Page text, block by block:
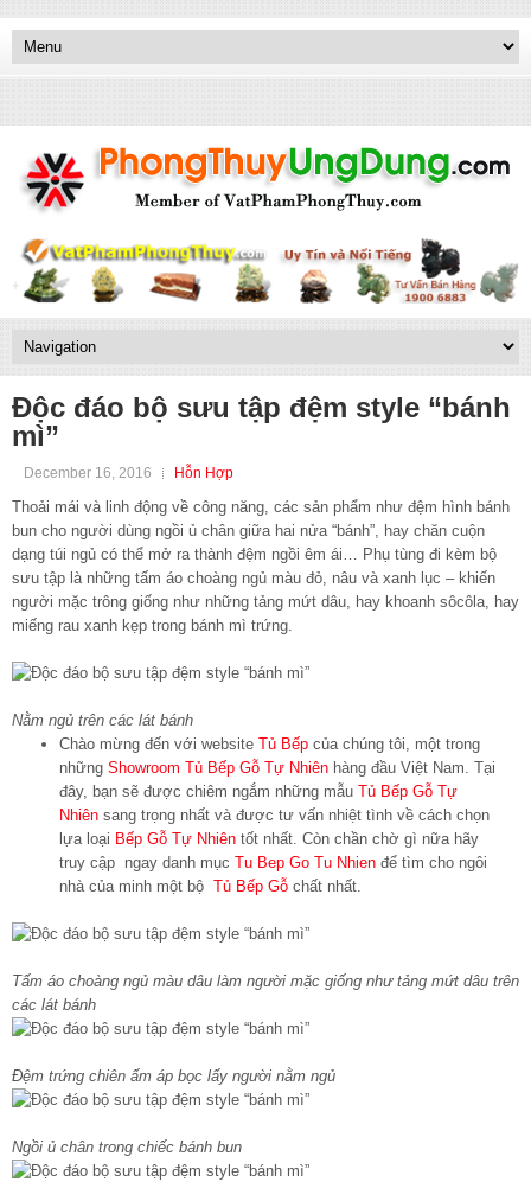
Độc đáo bộ sưu tập đệm style “bánh
mì”
December 16, 2016 Hỗn Hợp
Thoải mái và linh động về công năng, các sản phẩm như đệm hình bánh
bun cho người dùng ngồi ủ chân giữa hai nửa “bánh”, hay chăn cuộn
dạng túi ngủ có thể mở ra thành đệm ngồi êm ái… Phụ tùng đi kèm bộ
sưu tập là những tấm áo choàng ngủ màu đỏ, nâu và xanh lục – khiến
người mặc trông giống như những tảng mứt dâu, hay khoanh sôcôla, hay
miếng rau xanh kẹp trong bánh mì trứng.
Nằm ngủ trên các lát bánh
Chào mừng đến với website Tủ Bếp của chúng tôi, một trong
những Showroom Tủ Bếp Gỗ Tự Nhiên hàng đầu Việt Nam. Tại
đây, bạn sẽ được chiêm ngắm những mẫu Tủ Bếp Gỗ Tự
Nhiên sang trọng nhất và được tư vấn nhiệt tình về cách chọn
lựa loại Bếp Gỗ Tự Nhiên tốt nhất. Còn chần chờ gì nữa hãy
truy cập ngay danh mục Tu Bep Go Tu Nhien để tìm cho ngôi
nhà của minh một bộ Tủ Bếp Gỗ chất nhất.
Tấm áo choàng ngủ màu dâu làm người mặc giống như tảng mứt dâu trên
các lát bánh
Đệm trứng chiên ấm áp bọc lấy người nằm ngủ
Ngồi ủ chân trong chiếc bánh bun